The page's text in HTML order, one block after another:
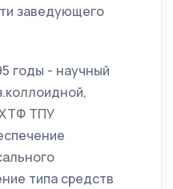
заведующего
годы - научный
ХТФ ТПУ
типа средств